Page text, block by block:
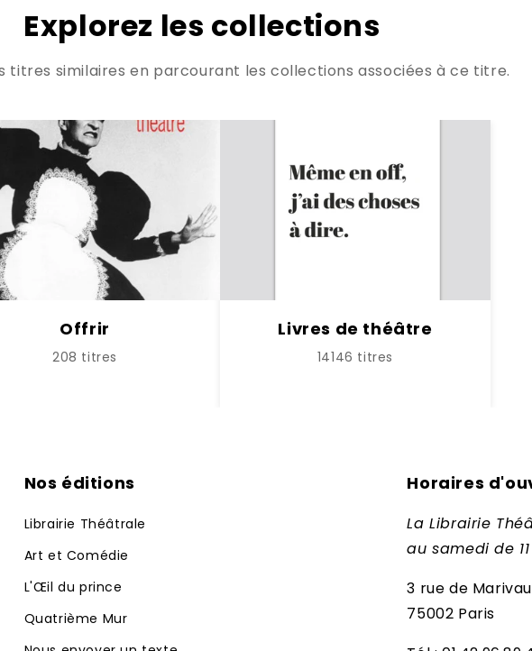
Explorez les collections
titres similaires en parcourant les collections associées à ce titre.
Offrir
208 titres
Livres de théâtre
14146 titres
Nos éditions
Librairie Théâtrale
Art et Comédie
L'Œil du prince
Quatrième Mur
Horaires
La Librairie
au samedi de
3 rue de
75002 Paris